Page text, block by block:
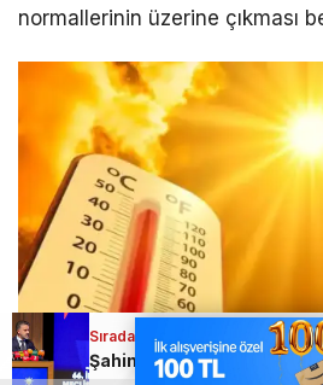
Sıradaki Haber
normallerinin üzerine çıkması
Sıradaki Haber